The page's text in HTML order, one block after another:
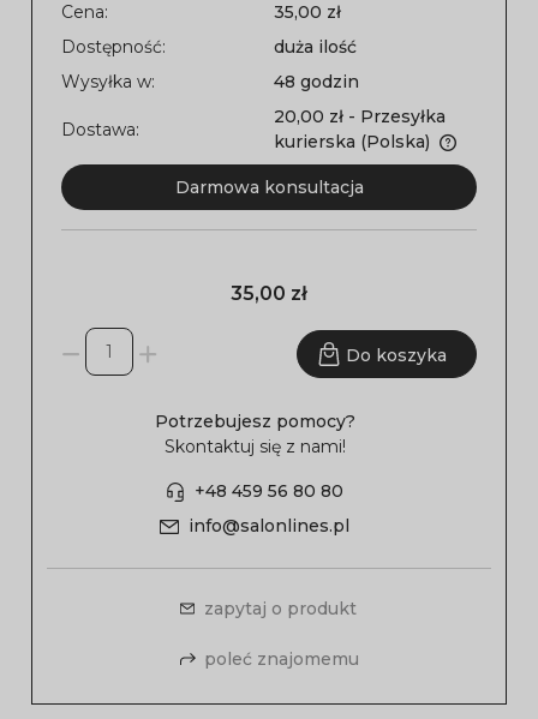
Cena:
35,00 zł
Dostępność:
duża ilość
Wysyłka w:
48 godzin
Dostawa:
20,00 zł - Przesyłka
kurierska (Polska)
Darmowa konsultacja
35,00 zł
Do koszyka
Potrzebujesz pomocy?
Skontaktuj się z nami!
+48 459 56 80 80
info@salonlines.pl
zapytaj o produkt
poleć znajomemu